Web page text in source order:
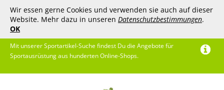
Wir essen gerne Cookies und verwenden sie auch auf dieser
Website. Mehr dazu in unseren Datenschutzbestimmungen.
OK
Mit unserer Sportartikel-Suche findest Du die Angebote für
Sportausrüstung aus hunderten Online-Shops.